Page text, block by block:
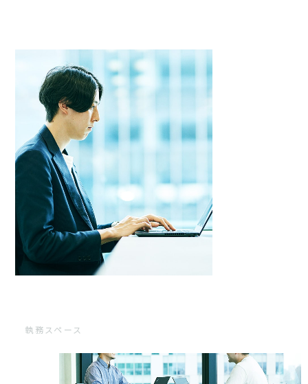
執務スペース